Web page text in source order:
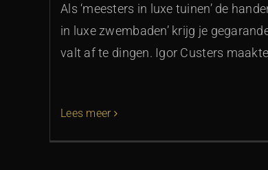
Als ‘meesters in luxe tuinen’ de
in luxe zwembaden’ krijg je
valt af te dingen. Igor Custers
Lees meer